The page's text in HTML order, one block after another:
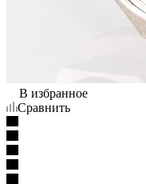
В избранное
Сравнить